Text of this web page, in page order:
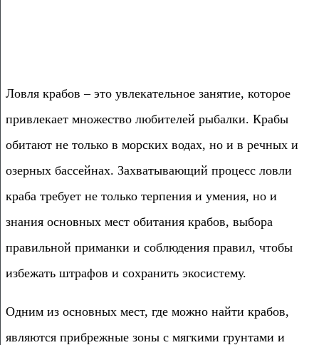
Ловля крабов – это увлекательное занятие, которое
привлекает множество любителей рыбалки. Крабы
обитают не только в морских водах, но и в речных и
озерных бассейнах. Захватывающий процесс ловли
краба требует не только терпения и умения, но и
знания основных мест обитания крабов, выбора
правильной приманки и соблюдения правил, чтобы
избежать штрафов и сохранить экосистему.
Одним из основных мест, где можно найти крабов,
являются прибрежные зоны с мягкими грунтами и